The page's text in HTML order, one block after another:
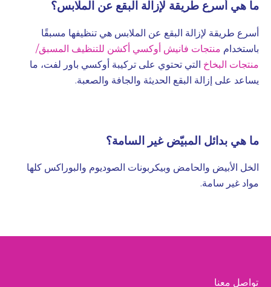
ما هي أسرع طريقة لإزالة البقع عن الملابس؟
أسرع طريقة لإزالة البقع عن الملابس هي تنظيفها مسبقًا
باستخدام منتجات فانيش أوكسي أكشن للتنظيف المسبق/
منتجات البخاخ التي تحتوي على تركيبة أوكسي باور لفت، ما
يساعد على إزالة البقع الحديثة والجافة والصعبة.
ما هي بدائل المبيّض غير السامة؟
الخل الأبيض والحامض وبيكربونات الصوديوم والبوراكس كلها
مواد غير سامة.
تواصل معنا